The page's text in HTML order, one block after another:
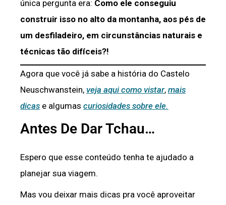
única pergunta era: Como ele conseguiu
construir isso no alto da montanha, aos pés de
um desfiladeiro, em circunstâncias naturais e
técnicas tão difíceis?!
Agora que você já sabe a história do Castelo
Neuschwanstein, veja aqui como vistar, mais
dicas e algumas curiosidades sobre ele.
Antes De Dar Tchau…
Espero que esse conteúdo tenha te ajudado a
planejar sua viagem.
Mas vou deixar mais dicas pra você aproveitar